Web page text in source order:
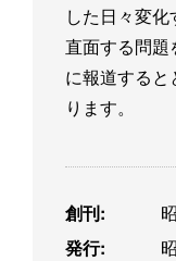
した日々変
直面する問題
に報道する
ります。
創刊:
発行: